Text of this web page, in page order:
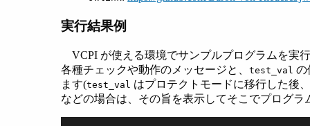
実行結果例
VCPI が使える環境でサンプルプログラムを実
各種チェックや動作のメッセージと、test_val の
ます(test_val はプロテクトモードに移行した後
などの場合は、その旨を表示してそこでプログラ